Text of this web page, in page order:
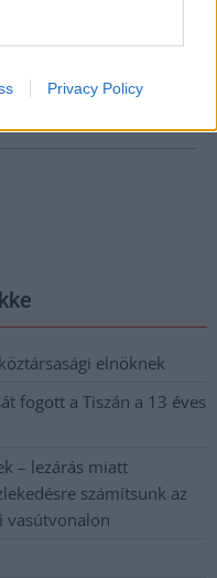
Privacy Policy
szabályzatot
elnöknek
fogott a Tiszán a 13 éves
– lezárás miatt
számítsunk az
vasútvonalon